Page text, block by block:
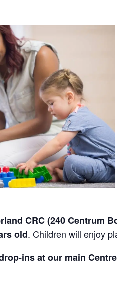
CRC(240 Centrum
old. Children will enjoy
ins at our main